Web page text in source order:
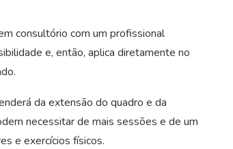
consultório com um profissional
e, então, aplica diretamente no
da extensão do quadro e da
necessitar de mais sessões e de um
e exercícios físicos.